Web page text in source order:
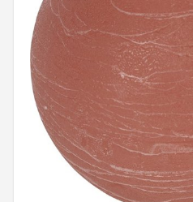
POPULAIRE MERKEN
Alecto
Zazu
Paladone
Aigostar